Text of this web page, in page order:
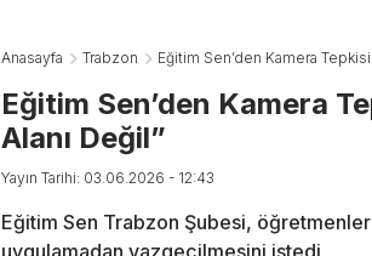
Anasayfa Trabzon Eğitim Sen’den Kamera
Eğitim Sen’den Kamera
Alanı Değil”
Yayın Tarihi: 03.06.2026 - 12:43
Eğitim Sen Trabzon Şubesi,
uygulamadan vazgeçilmesini istedi.